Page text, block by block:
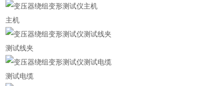
主机
测试线夹
测试电缆